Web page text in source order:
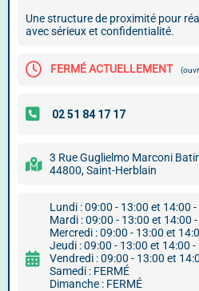
Une structure de proximité pour
avec sérieux et confidentialité.
FERMÉ ACTUELLEMENT
3 Rue Guglielmo Marconi
44800, Saint-Herblain
Lundi : 09:00 - 13:00 et 14:00 -
Mardi : 09:00 - 13:00 et 14:00
Mercredi : 09:00 - 13:00 et
Jeudi : 09:00 - 13:00 et 14:00 -
Vendredi : 09:00 - 13:00 et
Samedi : FERMÉ
Dimanche : FERMÉ